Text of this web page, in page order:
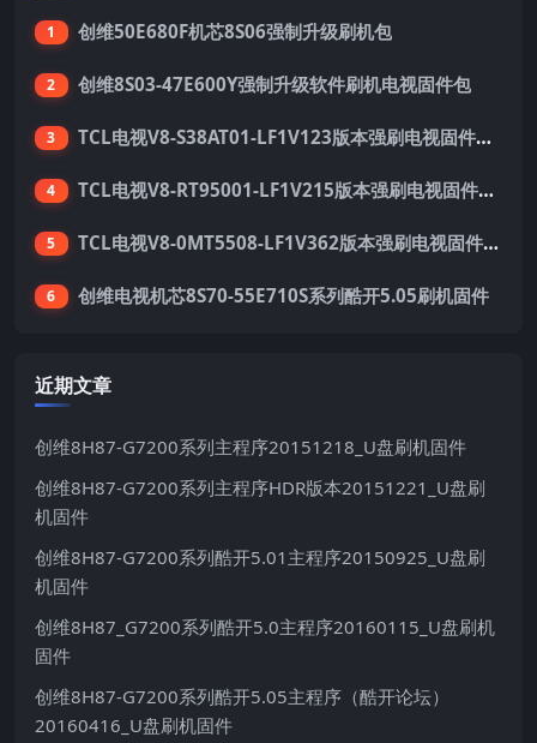
1 创维50E680F机芯8S06强制升级刷机包
2 创维8S03-47E600Y强制升级软件刷机电视固件包
3 TCL电视V8-S38AT01-LF1V123版本强刷电视固件包下载
4 TCL电视V8-RT95001-LF1V215版本强刷电视固件包下载
5 TCL电视V8-0MT5508-LF1V362版本强刷电视固件包下载
6 创维电视机芯8S70-55E710S系列酷开5.05刷机固件
近期文章
创维8H87-G7200系列主程序20151218_U盘刷机固件
创维8H87-G7200系列主程序HDR版本20151221_U盘刷
机固件
创维8H87-G7200系列酷开5.01主程序20150925_U盘刷
机固件
创维8H87_G7200系列酷开5.0主程序20160115_U盘刷机
固件
创维8H87-G7200系列酷开5.05主程序（酷开论坛）
20160416_U盘刷机固件